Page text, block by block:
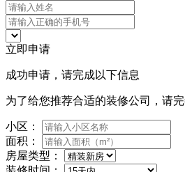
立即申请
成功申请，请完成以下信息
为了给您推荐合适的装修公司，请
小区：
面积：
房屋类型：